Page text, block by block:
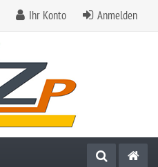
Ihr Konto Anmelden